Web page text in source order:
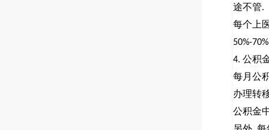
途不管.
每个上
50%-
4. 公积
每月公
办理转
公积金